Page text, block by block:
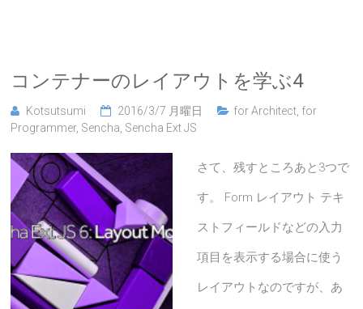
コンテナーのレイアウトを学ぶ4
Kotsutsumi 2016/3/7 月曜日 for Architect for
Programmer, Sencha Sencha Ext JS
さて、残すところあと3つで
す。 Form レイアウト テキ
ストフィールドなどの入力
項目を表示する場合に使う
レイアウトなのですが、あ